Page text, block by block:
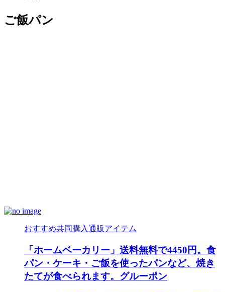
ご飯パン
おすすめ共同購入通販アイテム
「ホームベーカリー」送料無料で4450円。食
パン・ケーキ・ご飯を使ったパンなど、焼き
たてが食べられます。グルーポン